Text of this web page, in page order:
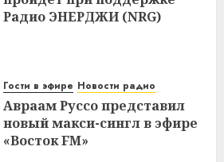
Радио ЭНЕРДЖИ (NRG)
Гости в эфире Новости радио
Авраам Руссо представил
новый макси-сингл в эфире
«Восток FM»